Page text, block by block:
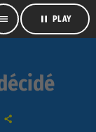
menu pause PLAY